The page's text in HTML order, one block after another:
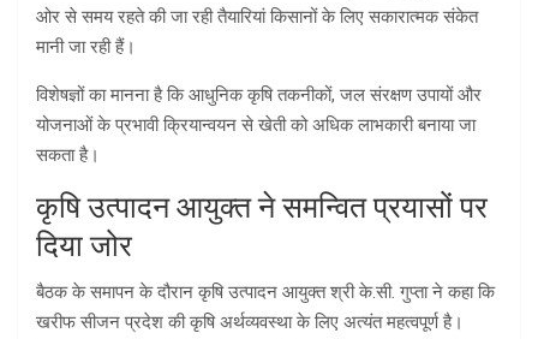
ओर से समय रहते की जा रही तैयारियां किसानों के लिए सकारात्मक संकेत
मानी जा रही हैं।
विशेषज्ञों का मानना है कि आधुनिक कृषि तकनीकों, जल संरक्षण उपायों और
योजनाओं के प्रभावी क्रियान्वयन से खेती को अधिक लाभकारी बनाया जा
सकता है।
कृषि उत्पादन आयुक्त ने समन्वित प्रयासों पर
दिया जोर
बैठक के समापन के दौरान कृषि उत्पादन आयुक्त श्री के.सी. गुप्ता ने कहा कि
खरीफ सीजन प्रदेश की कृषि अर्थव्यवस्था के लिए अत्यंत महत्वपूर्ण है।